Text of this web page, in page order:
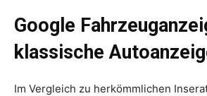
Google
klassische
Im Vergleich zu herkömmlichen